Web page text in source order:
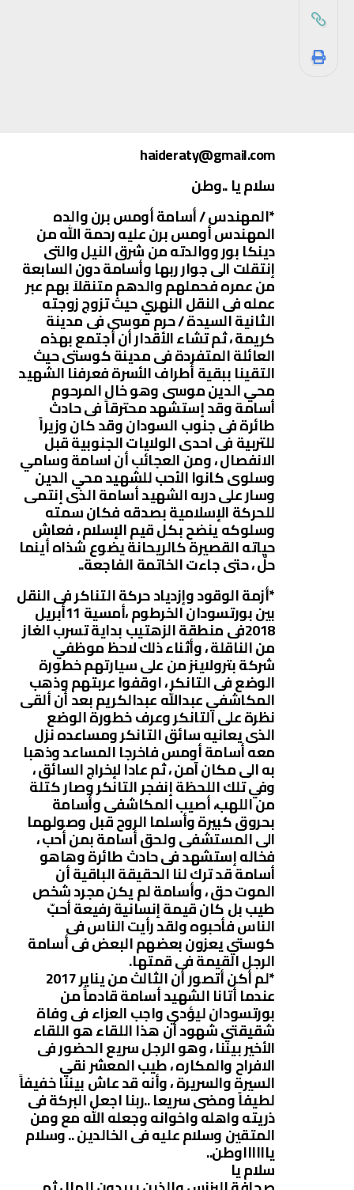
haideraty@gmail.com
سلام يا ..وطن
*المهندس / أسامة أومس برن والده
المهندس أومس برن عليه رحمة الله من
دينكا بور ووالدته من شرق النيل والتى
إنتقلت الى جوار ربها وأسامة دون السابعة
من عمره فحملهم والدهم متنقلاَ بهم عبر
عمله فى النقل النهري حيث تزوج زوجته
الثانية السيدة / حرم موسى فى مدينة
كريمة ، ثم تشاء الأقدار أن أجتمع بهذه
العائلة المتفردة فى مدينة كوستى حيث
التقينا ببقية أطراف الأسرة فعرفنا الشهيد
محي الدين موسى وهو خال المرحوم
أسامة وقد إستشهد محترقاً فى حادث
طائرة فى جنوب السودان وقد كان وزيراً
للتربية فى احدى الولايات الجنوبية قبل
الانفصال ، ومن العجائب أن اسامة وسامي
وسلوى كانوا الأحب للشهيد محي الدين
وسار على دربه الشهيد أسامة الذى إنتمى
للحركة الإسلامية بصدقه فكان سمته
وسلوكه ينضح بكل قيم الإسلام ، فعاش
حياته القصيرة كالريحانة يضوع شذاه أينما
حلّ ، حتى جاءت الخاتمة الفاجعة..
*أزمة الوقود وإزدياد حركة التناكر فى النقل
بين بورتسودان الخرطوم ،أمسية 11أبريل
2018فى منطقة الزهتيب بداية تسرب الغاز
من الناقلة ، وأثناء ذلك لاحظ موظفي
شركة بترولاينز من على سيارتهم خطورة
الوضع فى التانكر ، اوقفوا عربتهم وذهب
المكاشفي عبدالله عبدالكريم بعد أن ألقى
نظرة على التانكر وعرف خطورة الوضع
الذى يعانيه سائق التانكر ومساعده نزل
معه أسامة أومس فاخرجا المساعد وذهبا
به الى مكان آمن ، ثم عادا لإخراج السائق ،
وفي تلك اللحظة إنفجر التانكر وصار كتلة
من اللهب، أصيب المكاشفى وأسامة
بحروق كبيرة وأسلما الروح قبل وصولهما
الى المستشفى ولحق أسامة بمن أحب ،
فخاله إستشهد فى حادث طائرة وهاهو
أسامة قد ترك لنا الحقيقة الباقية أن
الموت حق ، وأسامة لم يكن مجرد شخص
طيب بل كان قيمة إنسانية رفيعة أحبّ
الناس فأحبوه ولقد رأيت الناس فى
كوستي يعزون بعضهم البعض فى أسامة
الرجل القيمة فى قمتها.
*لم أكن أتصور أن الثالث من يناير 2017
عندما أتانا الشهيد أسامة قادماً من
بورتسودان ليؤدي واجب العزاء فى وفاة
شقيقتي شهود أن هذا اللقاء هو اللقاء
الأخير بيننا ، وهو الرجل سريع الحضور فى
الافراح والمكاره ، طيب المعشر نقي
السيرة والسريرة ، وأنه قد عاش بيننا خفيفاً
لطيفاً ومضى سريعا ..ربنا اجعل البركة فى
ذريته واهله واخوانه وجعله الله مع ومن
المتقين وسلام عليه فى الخالدين .. وسلام
يااااااوطن..
سلام يا